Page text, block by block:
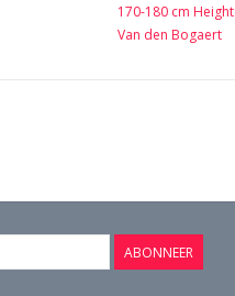
170-180 cm Height
Van den Bogaert
ABONNEER